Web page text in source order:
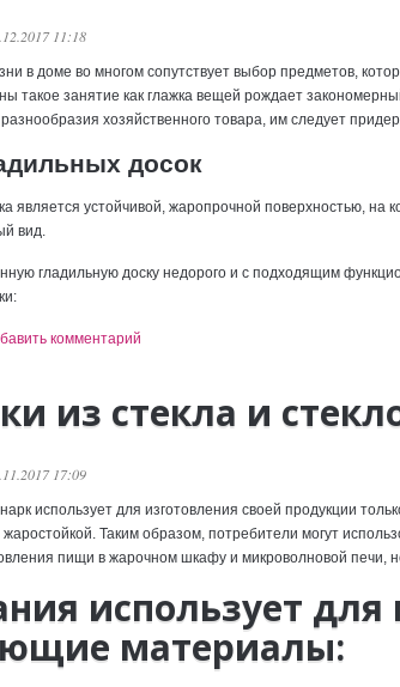
11:18
в доме во многом сопутствует выбор предметов,
такое занятие как глажка вещей рождает
хозяйственного товара, им следует
досок
является устойчивой, жаропрочной поверхностью,
вид.
гладильную доску недорого и с подходящим
комментарий
из стекла и
17:09
использует для изготовления своей продукции
Таким образом, потребители могут
пищи в жарочном шкафу и микроволновой печи,
использует
материалы: